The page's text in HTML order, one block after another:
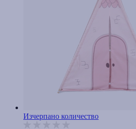
Изчерпано количество